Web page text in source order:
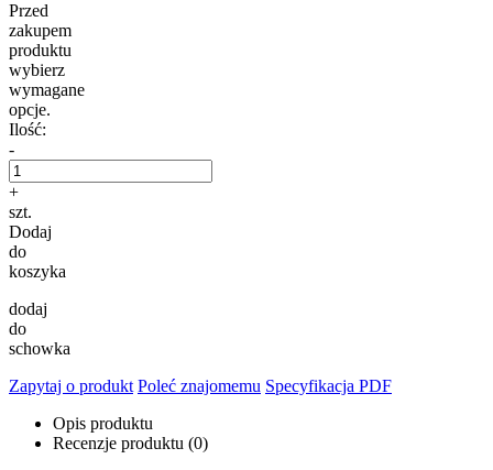
Przed
zakupem
produktu
wybierz
wymagane
opcje.
Ilość:
-
+
szt.
Dodaj
do
koszyka
dodaj
do
schowka
Zapytaj o produkt Poleć znajomemu Specyfikacja PDF
Opis produktu
Recenzje produktu (0)